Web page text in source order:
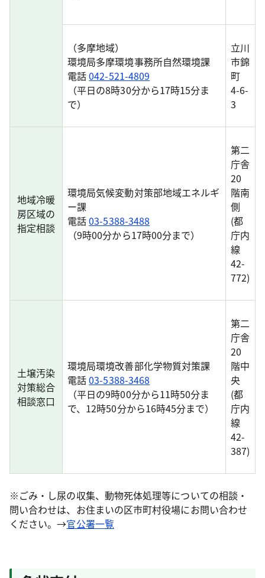
（多摩地域）
環境局多摩環境事務所自然環境課
電話042-521-4809
（平日の8時30分から17時15分ま
で）
立川
市錦
町
4-6-
3
地域冷暖
房区域の
指定相談
環境局気候変動対策部地域エネルギ
ー課
電話03-5388-3488
（9時00分から17時00分まで）
第二
庁舎
20
階南
側
(都
庁内
線
42-
772)
土壌汚染
対策総合
相談窓口
環境局環境改善部化学物質対策課
電話03-5388-3468
（平日の9時00分から11時50分ま
で、12時50分から16時45分まで）
第二
庁舎
20
階中
央
(都
庁内
線
42-
387)
※ごみ・し尿の収集、動物死体処理等についての相談・
問い合わせは、お住まいの区市町村役場にお問い合わせ
ください。→官公署一覧